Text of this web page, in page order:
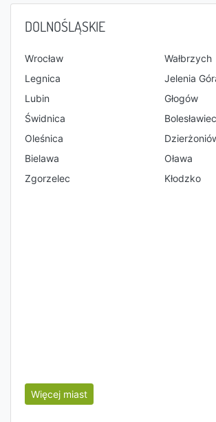
DOLNOŚLĄSKIE
Wrocław
Wałbrzych
Legnica
Jelenia
Lubin
Głogów
Świdnica
Bolesławiec
Oleśnica
Bielawa
Oława
Zgorzelec
Kłodzko
Więcej miast